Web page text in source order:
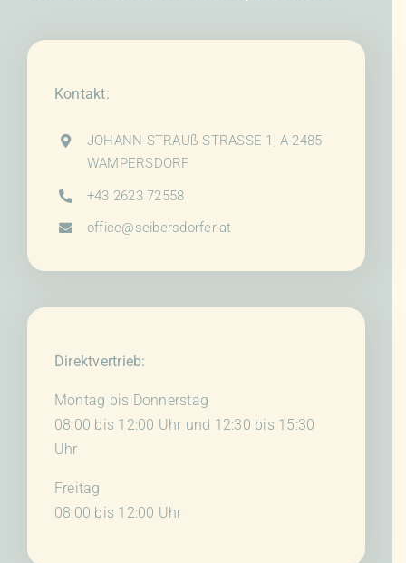
Kontakt:
JOHANN-STRAUß STRASSE 1, A-2485
WAMPERSDORF
+43 2623 72558
office@seibersdorfer.at
Direktvertrieb:
Montag bis Donnerstag
08:00 bis 12:00 Uhr und 12:30 bis 15:30
Uhr
Freitag
08:00 bis 12:00 Uhr